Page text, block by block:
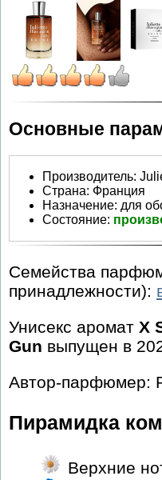
Основные
Производитель:
Страна: Франция
Назначение: для
Состояние:
Семейства
принадлежности):
Унисекс аромат X
Gun выпущен в
Автор-парфюмер:
Пирамидка
Верхние